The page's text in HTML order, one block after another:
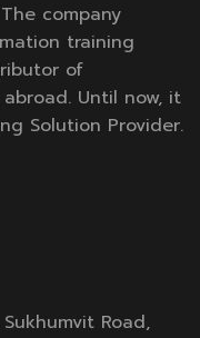
company
training
of
Until now, it
Solution Provider.
Road,